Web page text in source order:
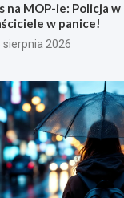
na MOP-ie: Policja w
w panice!
sierpnia 2026